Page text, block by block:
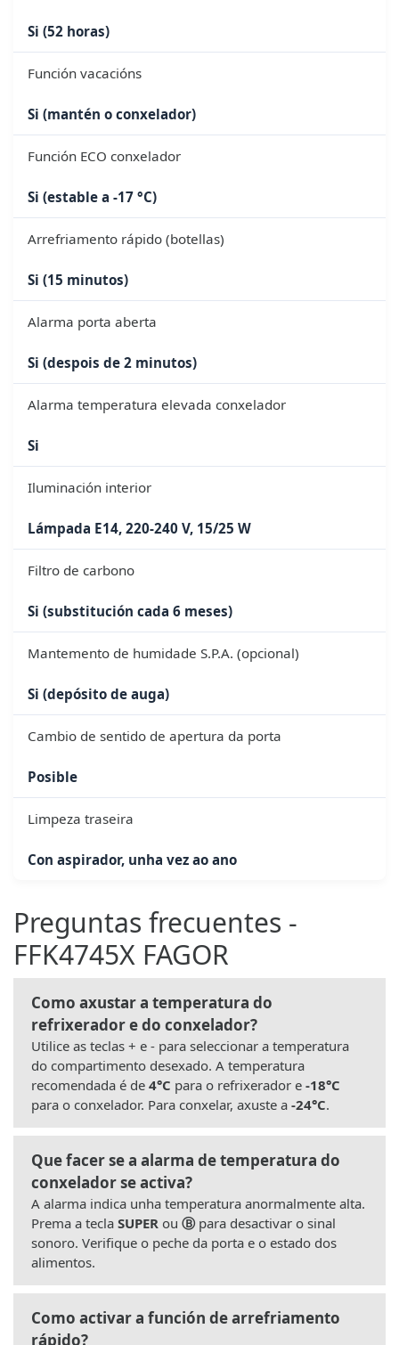
Si (52 horas)
Función vacacións
Si (mantén o conxelador)
Función ECO conxelador
Si (estable a -17 °C)
Arrefriamento rápido (botellas)
Si (15 minutos)
Alarma porta aberta
Si (despois de 2 minutos)
Alarma temperatura elevada conxelador
Si
Iluminación interior
Lámpada E14, 220-240 V, 15/25 W
Filtro de carbono
Si (substitución cada 6 meses)
Mantemento de humidade S.P.A. (opcional)
Si (depósito de auga)
Cambio de sentido de apertura da porta
Posible
Limpeza traseira
Con aspirador, unha vez ao ano
Preguntas frecuentes -
FFK4745X FAGOR
Como axustar a temperatura do
refrixerador e do conxelador?
Utilice as teclas + e - para seleccionar a temperatura
do compartimento desexado. A temperatura
recomendada é de 4°C para o refrixerador e -18°C
para o conxelador. Para conxelar, axuste a -24°C.
Que facer se a alarma de temperatura do
conxelador se activa?
A alarma indica unha temperatura anormalmente alta.
Prema a tecla SUPER ou Ⓑpara desactivar o sinal
sonoro. Verifique o peche da porta e o estado dos
alimentos.
Como activar a función de arrefriamento
rápido?